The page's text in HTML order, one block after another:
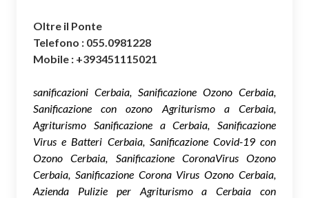
Oltre il Ponte
Telefono : 055.0981228
Mobile : +393451115021
sanificazioni Cerbaia, Sanificazione Ozono Cerbaia,
Sanificazione con ozono Agriturismo a Cerbaia,
Agriturismo Sanificazione a Cerbaia, Sanificazione
Virus e Batteri Cerbaia, Sanificazione Covid-19 con
Ozono Cerbaia, Sanificazione CoronaVirus Ozono
Cerbaia, Sanificazione Corona Virus Ozono Cerbaia,
Azienda Pulizie per Agriturismo a Cerbaia con